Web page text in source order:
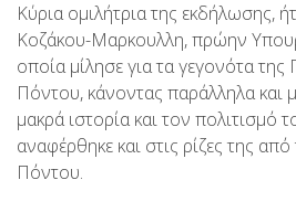
Κύρια ομιλήτρια της εκδήλωσης,
Κοζάκου-Μαρκουλλη, πρώην
οποία μίλησε για τα γεγονότα της
Πόντου, κάνοντας παράλληλα και
μακρά ιστορία και τον πολιτισμό
αναφέρθηκε και στις ρίζες της
Πόντου.